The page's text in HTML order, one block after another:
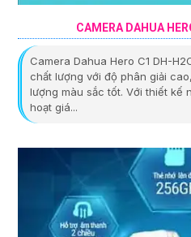
CAMERA DAHUA
Camera Dahua Hero C1 DH-
chất lượng với độ phân giải
lượng màu sắc tốt. Với thiết kế
hoạt giá...